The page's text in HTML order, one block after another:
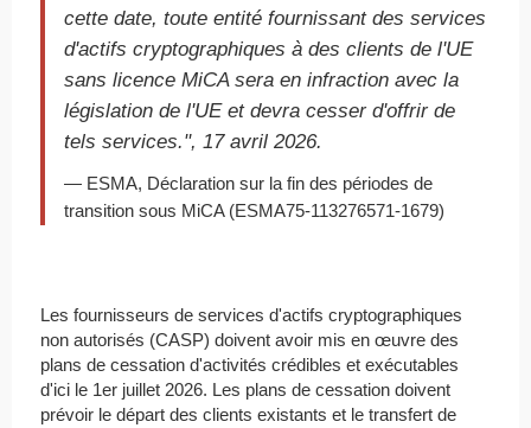
cette date, toute entité fournissant des services
d'actifs cryptographiques à des clients de l'UE
sans licence MiCA sera en infraction avec la
législation de l'UE et devra cesser d'offrir de
tels services.", 17 avril 2026.
— ESMA, Déclaration sur la fin des périodes de
transition sous MiCA (ESMA75-113276571-1679)
Les fournisseurs de services d'actifs cryptographiques
non autorisés (CASP) doivent avoir mis en œuvre des
plans de cessation d'activités crédibles et exécutables
d'ici le 1er juillet 2026. Les plans de cessation doivent
prévoir le départ des clients existants et le transfert de